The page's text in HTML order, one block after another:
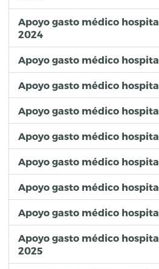
Apoyo gasto médico
2024
Apoyo gasto médico
Apoyo gasto médico
Apoyo gasto médico
Apoyo gasto médico
Apoyo gasto médico
Apoyo gasto médico
Apoyo gasto médico
Apoyo gasto médico
2025